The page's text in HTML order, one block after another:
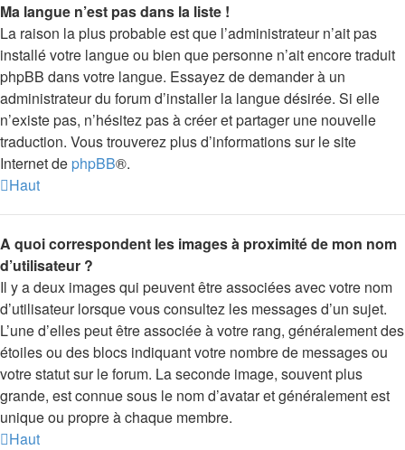
Ma langue n’est pas dans la liste !
La raison la plus probable est que l’administrateur n’ait pas
installé votre langue ou bien que personne n’ait encore traduit
phpBB dans votre langue. Essayez de demander à un
administrateur du forum d’installer la langue désirée. Si elle
n’existe pas, n’hésitez pas à créer et partager une nouvelle
traduction. Vous trouverez plus d’informations sur le site
Internet de phpBB®.
Haut
A quoi correspondent les images à proximité de mon nom
d’utilisateur ?
Il y a deux images qui peuvent être associées avec votre nom
d’utilisateur lorsque vous consultez les messages d’un sujet.
L’une d’elles peut être associée à votre rang, généralement des
étoiles ou des blocs indiquant votre nombre de messages ou
votre statut sur le forum. La seconde image, souvent plus
grande, est connue sous le nom d’avatar et généralement est
unique ou propre à chaque membre.
Haut